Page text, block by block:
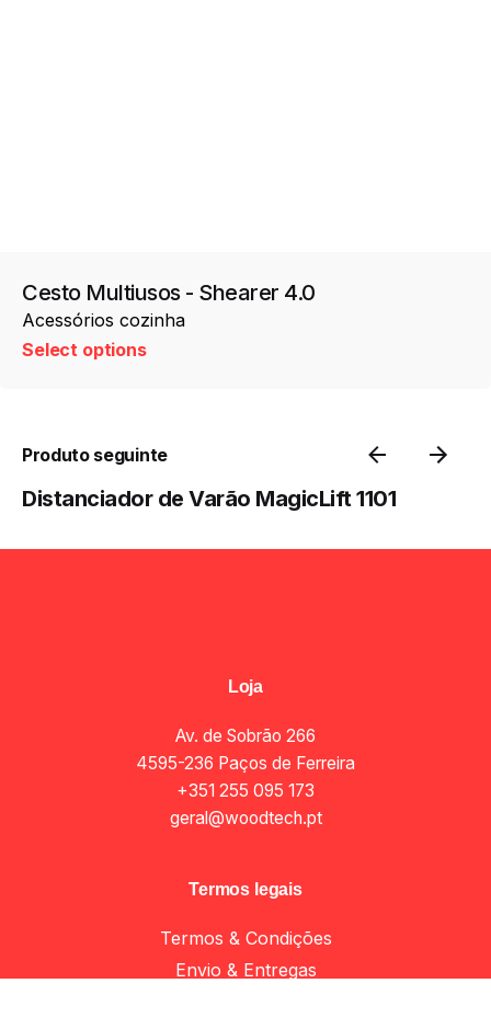
Cesto Multiusos - Shearer 4.0
Acessórios cozinha
Select options
Produto seguinte
Distanciador de Varão MagicLift 1101
Loja
Av. de Sobrão 266
4595-236 Paços de Ferreira
+351 255 095 173
geral@woodtech.pt
Termos legais
Termos & Condições
Envio & Entregas